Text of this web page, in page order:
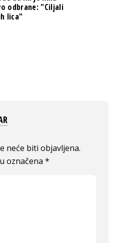
odbrane: "Ciljali
lica"
neće biti objavljena.
označena*